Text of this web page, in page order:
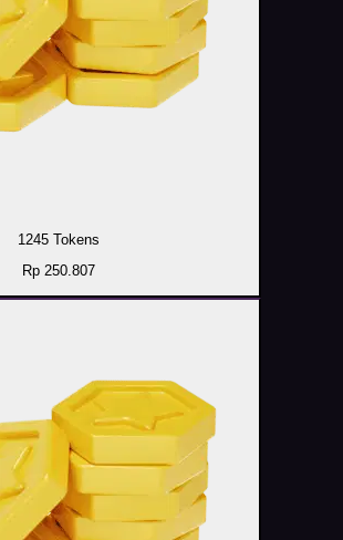
1245 Tokens
Rp 250.807